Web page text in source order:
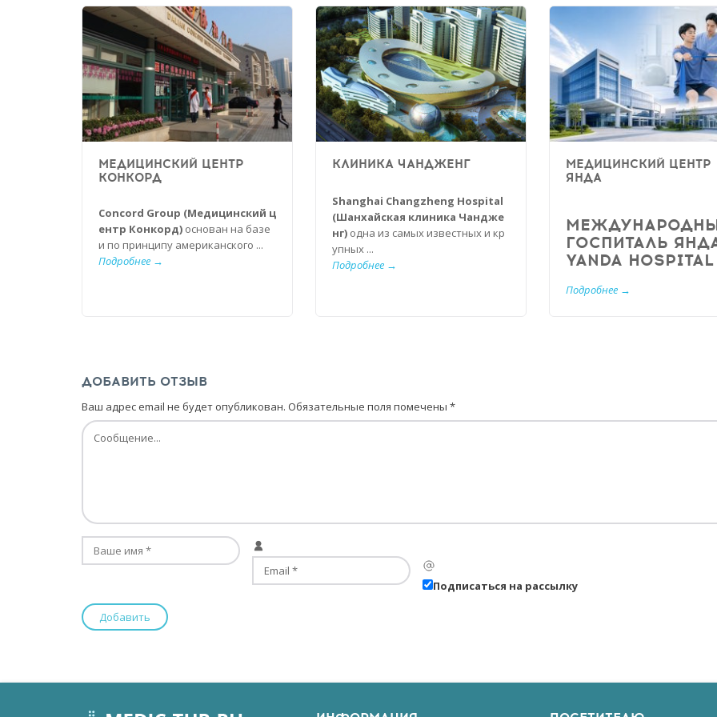
МЕДИЦИНСКИЙ ЦЕНТР
КОНКОРД
Concord Group (Медицинский ц
ентр Конкорд) основан на базе
и по принципу американского ...
Подробнее →
КЛИНИКА ЧАНДЖЕНГ
Shanghai Changzheng Hospital
(Шанхайская клиника Чандже
нг) одна из самых известных и кр
упных ...
Подробнее →
МЕДИЦИНСКИЙ ЦЕНТР
ЯНДА
ГОСПИТАЛЬ
YANDA HOSPITAL
Подробнее →
ДОБАВИТЬ ОТЗЫВ
Ваш адрес email не будет опубликован. Обязательные поля помечены *
Подписаться на рассылку